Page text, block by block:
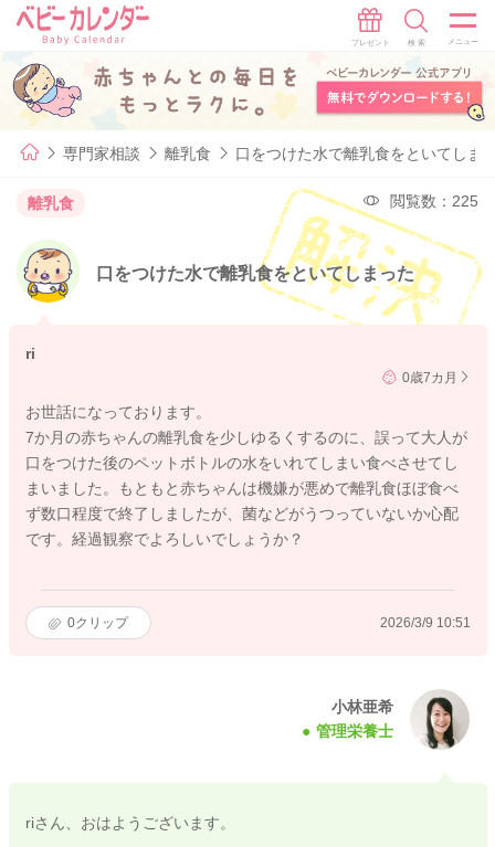
専門家相談 離乳食 口をつけた水で離乳食をといてしま
離乳食 閲覧数：225
口をつけた水で離乳食をといてしまった
ri
0歳7カ月
お世話になっております。
7か月の赤ちゃんの離乳食を少しゆるくするのに、誤って大人が
口をつけた後のペットボトルの水をいれてしまい食べさせてし
まいました。もともと赤ちゃんは機嫌が悪めで離乳食ほぼ食べ
ず数口程度で終了しましたが、菌などがうつっていないか心配
です。経過観察でよろしいでしょうか？
0クリップ 2026/3/9 10:51
小林亜希
管理栄養士
riさん、おはようございます。